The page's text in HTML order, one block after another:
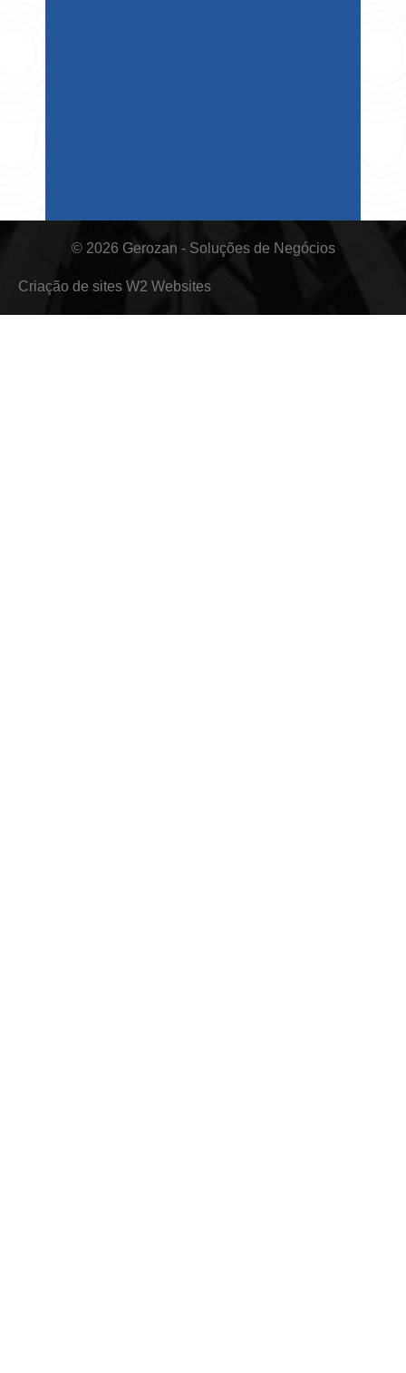
© 2026 Gerozan - Soluções de Negócios
Criação de sites W2 Websites